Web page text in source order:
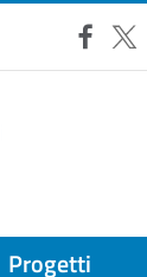
Facebook
X
Progetti